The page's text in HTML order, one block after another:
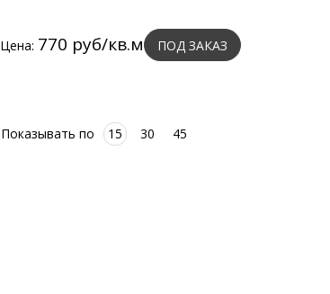
Цена: 770 руб/кв.м ПОД ЗАКАЗ
Показывать по 15 30 45